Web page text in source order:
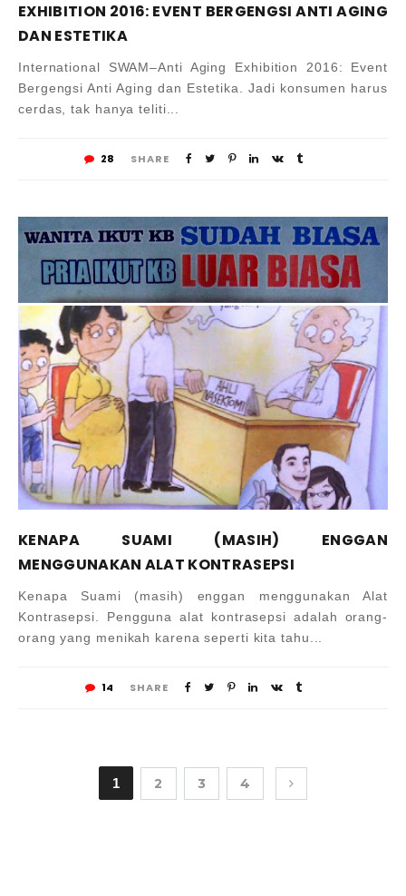
EXHIBITION 2016: EVENT BERGENGSI ANTI AGING
DAN ESTETIKA
International SWAM–Anti Aging Exhibition 2016: Event
Bergengsi Anti Aging dan Estetika. Jadi konsumen harus
cerdas, tak hanya teliti...
28 SHARE
KENAPA SUAMI (MASIH) ENGGAN
MENGGUNAKAN ALAT KONTRASEPSI
Kenapa Suami (masih) enggan menggunakan Alat
Kontrasepsi. Pengguna alat kontrasepsi adalah orang-
orang yang menikah karena seperti kita tahu...
14 SHARE
1 2 3 4